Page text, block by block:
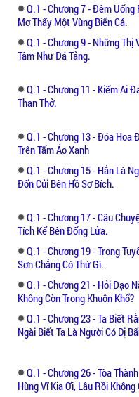
Về phần Tướng
số người đau nhức
thật sự không có
nghĩ rất nhiều,
người có thể thoả
cũng chỉ hảo thiêu
tương đối hài
trọng báo cáo,
hữu mực mặc mà
nghiệm hoặc
hiệp khác: Đại
Q.1 - Chương 7 - Đêm Uống
Mơ Thấy Một Vùng Biển Cả.
Q.1 - Chương 9 - Những Thị
Tâm Như Đá Tảng.
Q.1 - Chương 11 - Kiếm Ai
Than Thở.
Q.1 - Chương 13 - Đóa Hoa
Trên Tấm Áo Xanh
Q.1 - Chương 15 - Hắn Là
Đốn Củi Bên Hồ Sơ Bích.
Q.1 - Chương 17 - Câu
Tích Kể Bên Đống Lửa.
Q.1 - Chương 19 - Trong
Sơn Chẳng Có Thứ Gì.
Q.1 - Chương 21 - Hỏi Đạo
Không Còn Trong Khuôn Khổ?
Q.1 - Chương 23 - Ta Biết
Ngài Biết Ta Là Người Có Dị
Q.1 - Chương 26 - Tòa Thành
Hùng Vĩ Kia Ơi, Lâu Rồi Không